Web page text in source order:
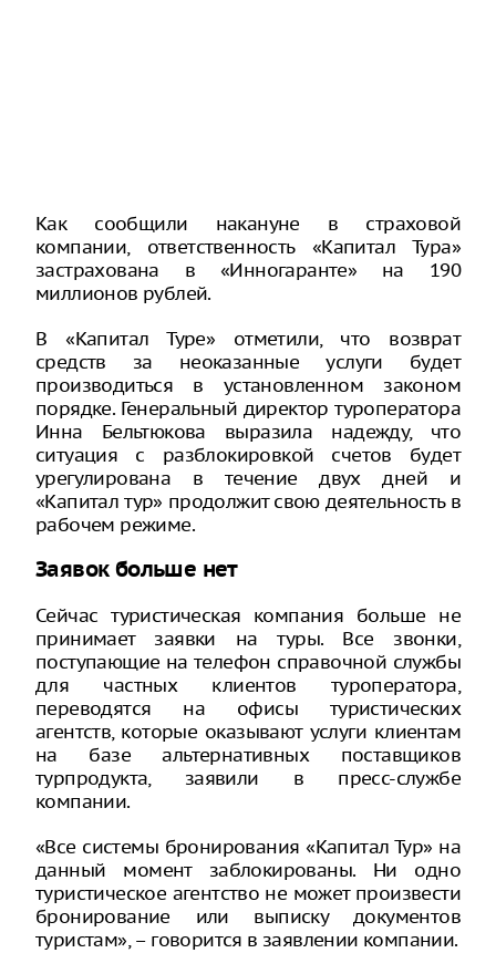
Как сообщили накануне в страховой
компании, ответственность «Капитал Тура»
застрахована в «Инногаранте» на 190
миллионов рублей.
В «Капитал Туре» отметили, что возврат
средств за неоказанные услуги будет
производиться в установленном законом
порядке. Генеральный директор туроператора
Инна Бельтюкова выразила надежду, что
ситуация с разблокировкой счетов будет
урегулирована в течение двух дней и
«Капитал тур» продолжит свою деятельность в
рабочем режиме.
Заявок больше нет
Сейчас туристическая компания больше не
принимает заявки на туры. Все звонки,
поступающие на телефон справочной службы
для частных клиентов туроператора,
переводятся на офисы туристических
агентств, которые оказывают услуги клиентам
на базе альтернативных поставщиков
турпродукта, заявили в пресс-службе
компании.
«Все системы бронирования «Капитал Тур» на
данный момент заблокированы. Ни одно
туристическое агентство не может произвести
бронирование или выписку документов
туристам», – говорится в заявлении компании.